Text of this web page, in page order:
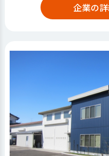
企業の